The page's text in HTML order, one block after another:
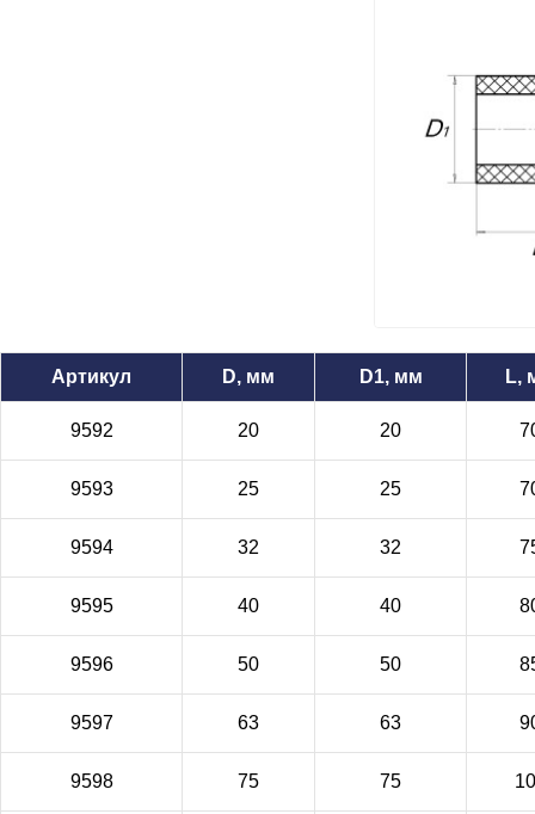
Артикул D, мм D1, мм L,
9592 20 20
9593 25 25
9594 32 32
9595 40 40
9596 50 50
9597 63 63
9598 75 75